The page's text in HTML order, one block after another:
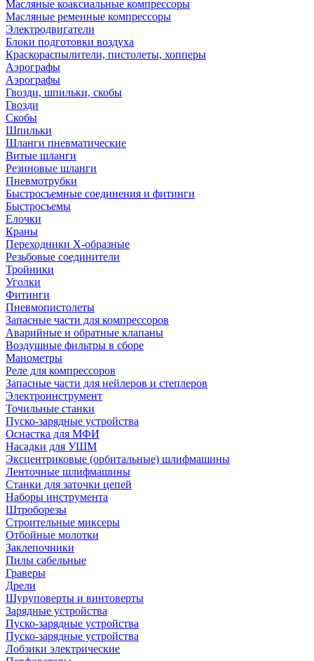
Масляные коаксиальные компрессоры
Масляные ременные компрессоры
Электродвигатели
Блоки подготовки воздуха
Краскораспылители, пистолеты, хопперы
Аэрографы
Аэрографы
Гвозди, шпильки, скобы
Гвозди
Скобы
Шпильки
Шланги пневматические
Витые шланги
Резиновые шланги
Пневмотрубки
Быстросъемные соединения и фитинги
Быстросъемы
Елочки
Краны
Переходники Х-образные
Резьбовые соединители
Тройники
Уголки
Фитинги
Пневмопистолеты
Запасные части для компрессоров
Аварийные и обратные клапаны
Воздушные фильтры в сборе
Манометры
Реле для компрессоров
Запасные части для нейлеров и степлеров
Электроинструмент
Точильные станки
Пуско-зарядные устройства
Оснастка для МФИ
Насадки для УШМ
Эксцентриковые (орбитальные) шлифмашины
Ленточные шлифмашины
Станки для заточки цепей
Наборы инструмента
Штроборезы
Строительные миксеры
Отбойные молотки
Заклепочники
Пилы сабельные
Граверы
Дрели
Шуруповерты и винтоверты
Зарядные устройства
Пуско-зарядные устройства
Пуско-зарядные устройства
Лобзики электрические